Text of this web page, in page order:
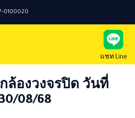
0100020
แชท Line
ล้องวงจรปิด วันที่
08/68